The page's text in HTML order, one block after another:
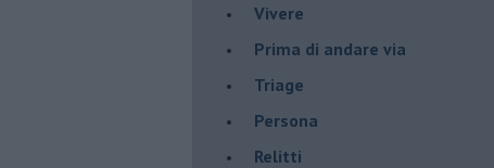
Vivere
Prima di andare via
Triage
Persona
Relitti